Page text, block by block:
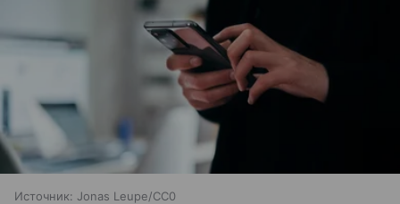
Источник: Jonas Leupe/CC0